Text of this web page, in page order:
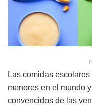
Las comidas
menores en el mundo
convencidos de las